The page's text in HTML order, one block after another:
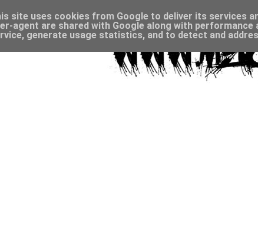
site uses cookies from Google to deliver its services
agent are shared with Google along with
generate usage statistics, and to detect and